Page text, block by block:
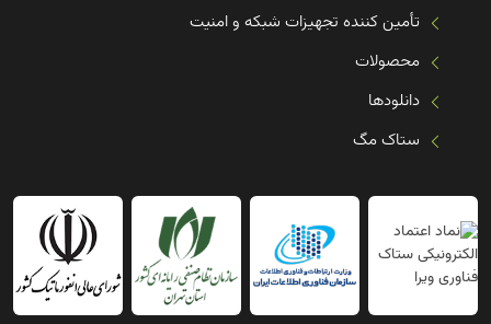
تأمین کننده تجهیزات شبکه و امنیت
محصولات
دانلودها
ستاک مگ